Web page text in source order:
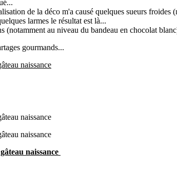
de la déco m'a causé quelques sueurs
larmes le résultat est là...
(notamment au niveau du bandeau en chocolat
gourmands...